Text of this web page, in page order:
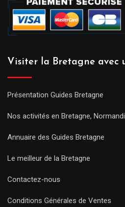
Visiter la Bretagne avec
Présentation Guides Bretagne
Nos activités en Bretagne,
Annuaire des Guides Bretagne
Le meilleur de la Bretagne
Contactez-nous
Conditions Générales de Ventes